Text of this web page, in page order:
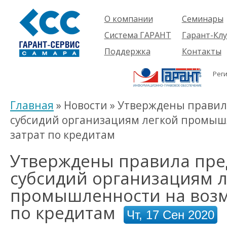
О компании
Компания
Проекты
Партнеры
Вакансии
Реквизиты
Информация
Система ГАРАНТ
О системе
решения
Комплекты
Новинки
История
Поддержка
Пользователям
Будущим
пользователям
Семинары
Об услуге
семинары
Гарант-
Контакты
Главная » Новости » Утверждены
субсидий организациям легкой
затрат по кредитам
Утверждены правила
субсидий организациям
промышленности на
по кредитам Чт, 17 Сен 2020